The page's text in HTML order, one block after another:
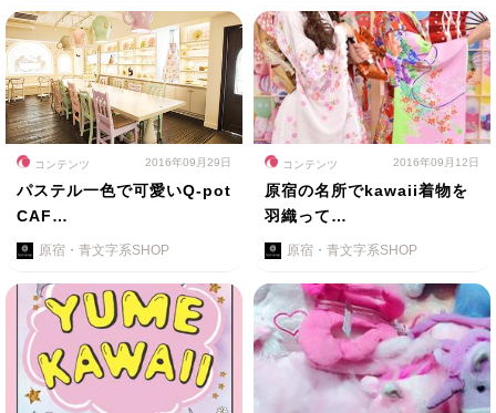
コンテンツ 2016年09月29日
パステル一色で可愛いQ-pot
CAF…
原宿・青文字系SHOP
コンテンツ 2016年09月12日
原宿の名所でkawaii着物を
羽織って…
原宿・青文字系SHOP